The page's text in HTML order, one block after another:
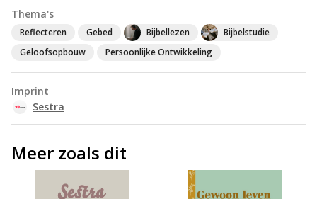
Thema's
Reflecteren Gebed Bijbellezen
Bijbelstudie
Geloofsopbouw
Persoonlijke Ontwikkeling
Imprint
Sestra
Meer zoals dit